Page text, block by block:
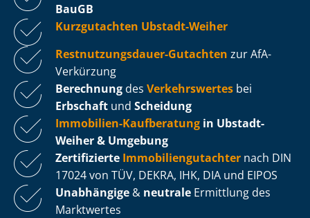
BauGB
Kurzgutachten Ubstadt-Weiher
Rest­nut­zungs­dau­er-Gutachten zur AfA-
Verkürzung
Berechnung des Verkehrswertes bei
Erbschaft und Scheidung
Immobilien-Kaufberatung in Ubstadt-
Weiher & Umgebung
Zertifizierte Im­mo­bi­li­en­gut­ach­ter nach DIN
17024 von TÜV, DEKRA, IHK, DIA und EIPOS
Unabhängige & neutrale Ermittlung des
Marktwertes